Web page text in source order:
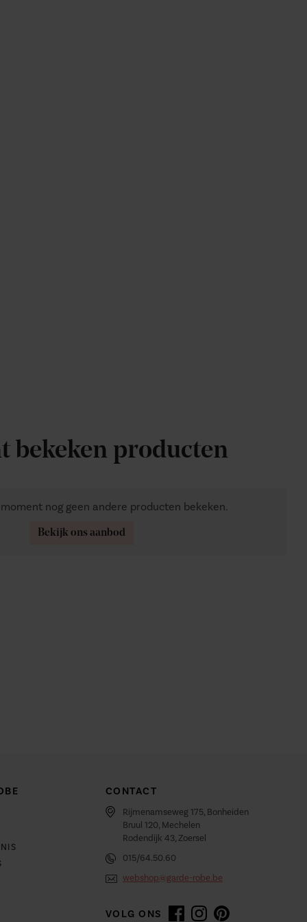
bekeken producten
nog geen andere producten bekeken.
Bekijk ons aanbod
CONTACT
Rijmenamseweg 175, Bonheiden
Bruul 120, Mechelen
Rodendijk 43, Zoersel
015/64.50.60
webshop@garde-robe.be
VOLG ONS